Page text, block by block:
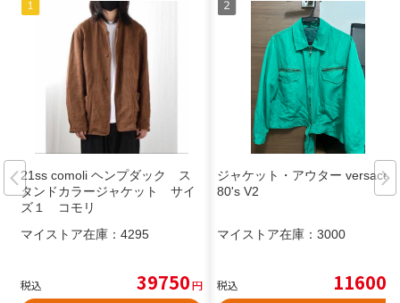
21ss comoli ヘンプダック ス
タンドカラージャケット サイ
ズ１ コモリ
マイストア在庫： 4295
税込 39750円
ジャケット・アウター versace
80's V2
マイストア在庫： 3000
税込 11600